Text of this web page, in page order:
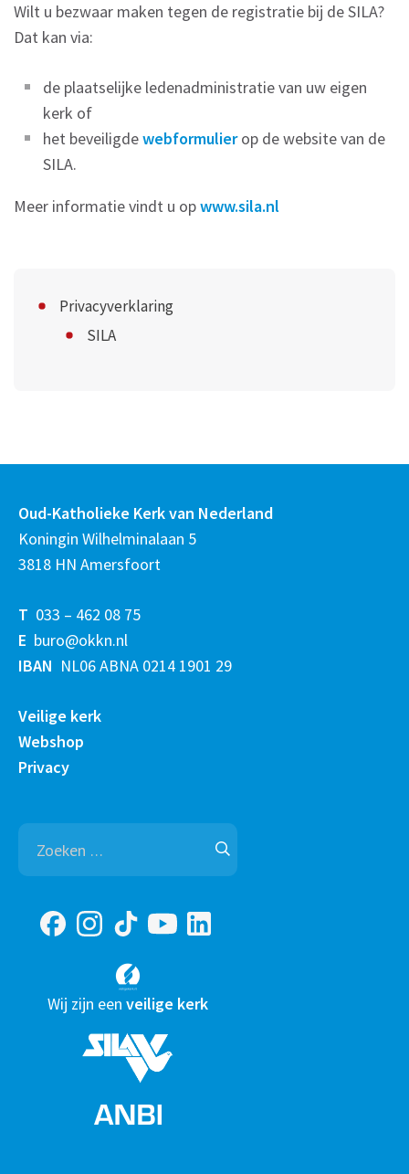
Wilt u bezwaar maken tegen de registratie bij de SILA?
Dat kan via:
de plaatselijke ledenadministratie van uw eigen
kerk of
het beveiligdewebformulierop de website van de
SILA.
Meer informatie vindt u opwww.sila.nl
Privacyverklaring
SILA
Oud-Katholieke Kerk van Nederland
Koningin Wilhelminalaan 5
3818 HN Amersfoort
T 033 – 462 08 75
E buro@okkn.nl
IBAN NL06 ABNA 0214 1901 29
Veilige kerk
Webshop
Privacy
Zoeken
naar:
Wij zijn een veilige kerk